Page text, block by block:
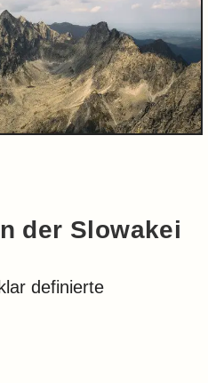
der Slowakei
definierte